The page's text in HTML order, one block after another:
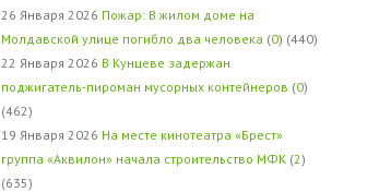
26 Января 2026 Пожар: В жилом доме на
Молдавской улице погибло два человека (0) (440)
22 Января 2026 В Кунцеве задержан
поджигатель-пироман мусорных контейнеров (0)
(462)
19 Января 2026 На месте кинотеатра «Брест»
группа «Аквилон» начала строительство МФК (2)
(635)